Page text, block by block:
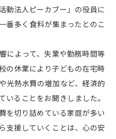
動法人ピーカブー」の役員に
番多く食料が集まったとのこ
によって、失業や勤務時間等
の休業により子どもの在宅時
光熱水費の増加など、経済的
いることをお聞きしました。
を切り詰めている家庭が多い
支援していくことは、心の安